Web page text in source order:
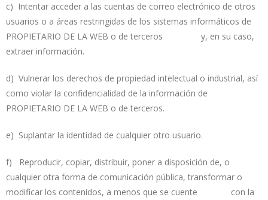
c) Intentar acceder a las cuentas de correo electrónico de otros
usuarios o a áreas restringidas de los sistemas informáticos de
PROPIETARIO DE LA WEB o de terceros y, en su caso,
extraer información.
d) Vulnerar los derechos de propiedad intelectual o industrial, así
como violar la confidencialidad de la información de
PROPIETARIO DE LA WEB o de terceros.
e) Suplantar la identidad de cualquier otro usuario.
f) Reproducir, copiar, distribuir, poner a disposición de, o
cualquier otra forma de comunicación pública, transformar o
modificar los contenidos, a menos que se cuente con la